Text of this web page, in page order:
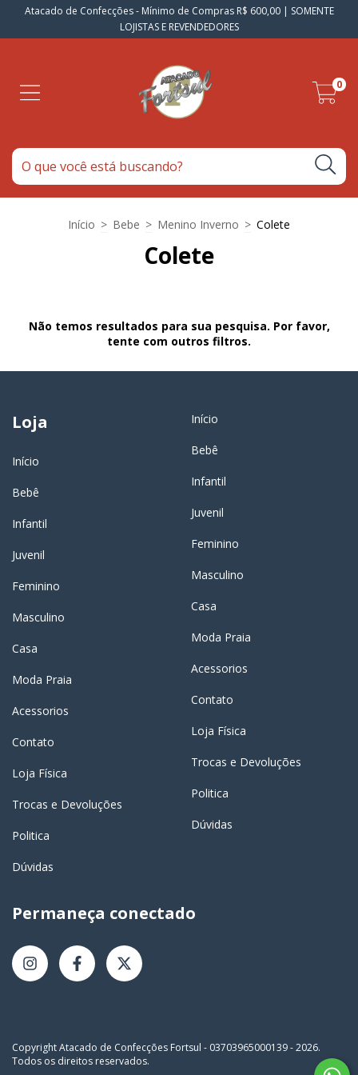
Atacado de Confecções - Mínimo de Compras R$ 600,00 | SOMENTE
LOJISTAS E REVENDEDORES
0
Início > Bebe > Menino Inverno > Colete
Colete
Não temos resultados para sua pesquisa. Por favor,
tente com outros filtros.
Loja
Início
Bebê
Infantil
Juvenil
Feminino
Masculino
Casa
Moda Praia
Acessorios
Contato
Loja Física
Trocas e Devoluções
Politica
Dúvidas
Início
Bebê
Infantil
Juvenil
Feminino
Masculino
Casa
Moda Praia
Acessorios
Contato
Loja Física
Trocas e Devoluções
Politica
Dúvidas
Permaneça conectado
Copyright Atacado de Confecções Fortsul - 03703965000139 - 2026.
Todos os direitos reservados.